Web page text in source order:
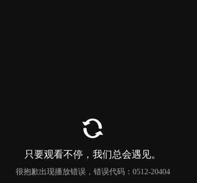
只要观看不停，我们总会遇见。
很抱歉出现播放错误，错误代码：0512-20404